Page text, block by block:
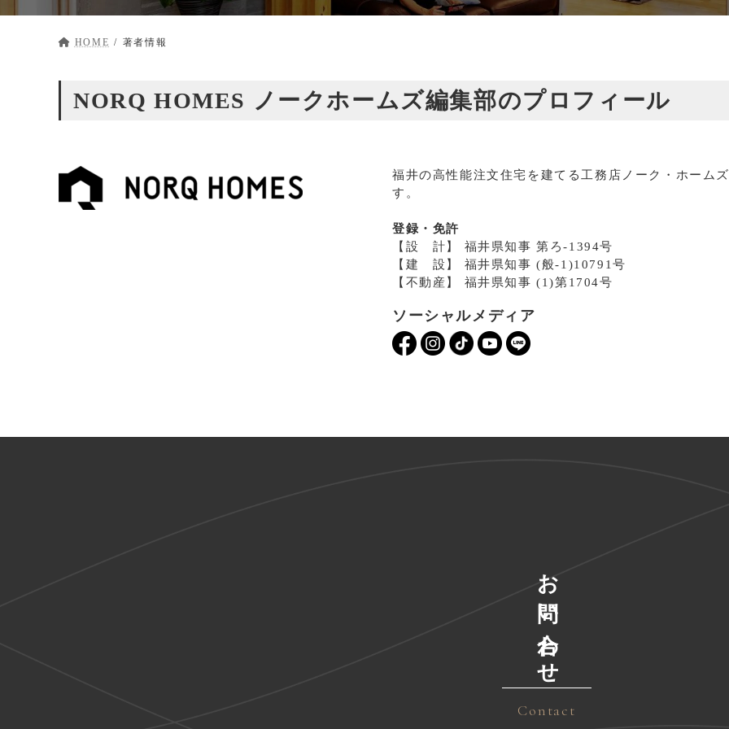
HOME 著者情報
NORQ HOMES ノークホームズ編集部のプロフィール
福井の高性能注文住宅を建てる工務店ノーク・ホーム
す。
登録・免許
【設 計】 福井県知事 第ろ-1394号
【建 設】 福井県知事 (般-1)10791号
【不動産】 福井県知事 (1)第1704号
ソーシャルメディア
お問い合わせ
Contact